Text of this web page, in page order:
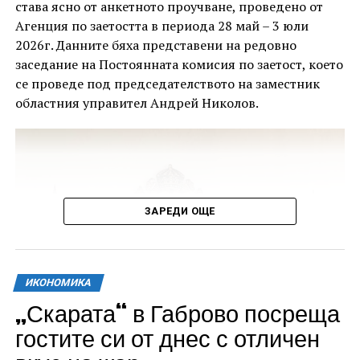
съвсем ново развитие, което ще отрази много от
традициите, но по начин, който ще бъдат
осъвременени и ще направят мястото наистина
привлекателно“, подчерта кметът Таня Христова.
става ясно от анкетното проучване, проведено от
Агенция по заетостта в периода 28 май – 3 юли
2026г. Данните бяха представени на редовно
заседание на Постоянната комисия по заетост, което
се проведе под председателството на заместник
областния управител Андрей Николов.
ЗАРЕДИ ОЩЕ
ИКОНОМИКА
„Скарата“ в Габрово посреща
гостите си от днес с отличен